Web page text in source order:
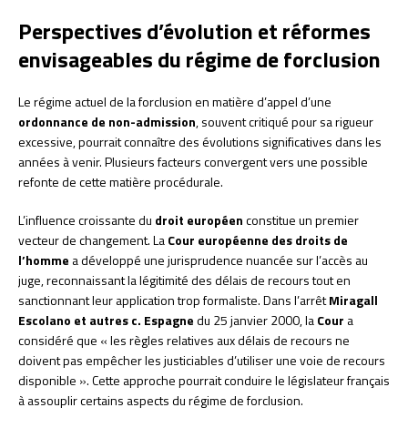
Perspectives d’évolution et réformes
envisageables du régime de forclusion
Le régime actuel de la forclusion en matière d’appel d’une
ordonnance de non-admission, souvent critiqué pour sa rigueur
excessive, pourrait connaître des évolutions significatives dans les
années à venir. Plusieurs facteurs convergent vers une possible
refonte de cette matière procédurale.
L’influence croissante du droit européenconstitue un premier
vecteur de changement. LaCour européenne des droits de
l’homme a développé une jurisprudence nuancée sur l’accès au
juge, reconnaissant la légitimité des délais de recours tout en
sanctionnant leur application trop formaliste. Dans l’arrêtMiragall
Escolano et autres c. Espagnedu 25 janvier 2000, laCour a
considéré que « les règles relatives aux délais de recours ne
doivent pas empêcher les justiciables d’utiliser une voie de recours
disponible ». Cette approche pourrait conduire le législateur français
à assouplir certains aspects du régime de forclusion.